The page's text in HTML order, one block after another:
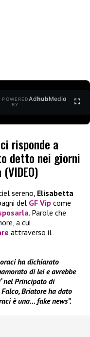
POWERED
BY
AdhubMedia
risponde a
detto nei giorni
sereno, Elisabetta
del GF Vip come
. Parole che
a cui
attraverso il
ha dichiarato
di lei e avrebbe
nel Principato di
Briatore ha dato
è una… fake news”.